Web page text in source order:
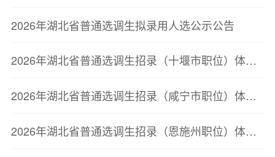
2026年湖北省普通选调生拟录用人选公示公告
2026年湖北省普通选调生招录（十堰市职位）体检公告
2026年湖北省普通选调生招录（咸宁市职位）体检公告
2026年湖北省普通选调生招录（恩施州职位）体检公告